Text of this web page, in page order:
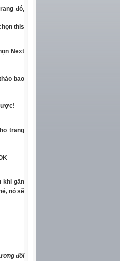
đó,
this
Next
bao
trang
khi gần
nó sẽ
đối